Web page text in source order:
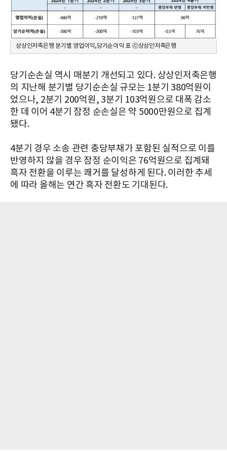
상상인저축은행 분기별 영업이익,당기순이익 표 ⓒ상상인저축은행
당기순손실 역시 매분기 개선되고 있다. 상상인저축은행
의 지난해 분기별 당기순손실 규모는 1분기 380억원이
었으나, 2분기 200억원, 3분기 103억원으로 대폭 감소
한 데 이어 4분기 잠정 순손실은 약 5000만원으로 집계
됐다.
4분기 경우 소송 관련 충당부채가 포함된 실적으로 이를
반영하지 않을 경우 잠정 순이익은 76억원으로 집계돼
흑자 전환을 이루는 쾌거를 달성하게 된다. 이러한 추세
에 따라 올해는 연간 흑자 전환도 기대된다.